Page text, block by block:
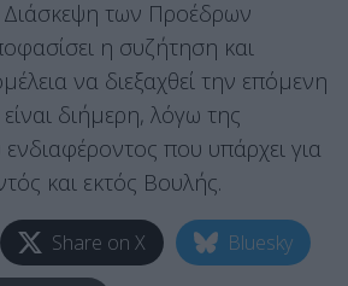
των Προέδρων
η συζήτηση και
να διεξαχθεί την επόμενη
διήμερη, λόγω της
που υπάρχει για
και εκτός Βουλής.
Share on X Bluesky